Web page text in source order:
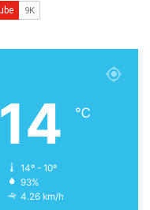
14 ℃
14º - 10º
93%
4.26 km/h